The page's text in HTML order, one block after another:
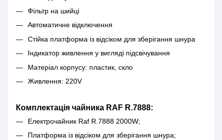
Фільтр на шийці
Автоматичне відключення
Стійка платформа із відсіком для зберігання шнура
Індикатор живлення у вигляді підсвічування
Матеріал корпусу: пластик, скло
Живлення: 220V
Комплектація чайника RAF R.7888:
Електрочайник Raf R.7888 2000W;
Платформа із відсіком для зберігання шнура;